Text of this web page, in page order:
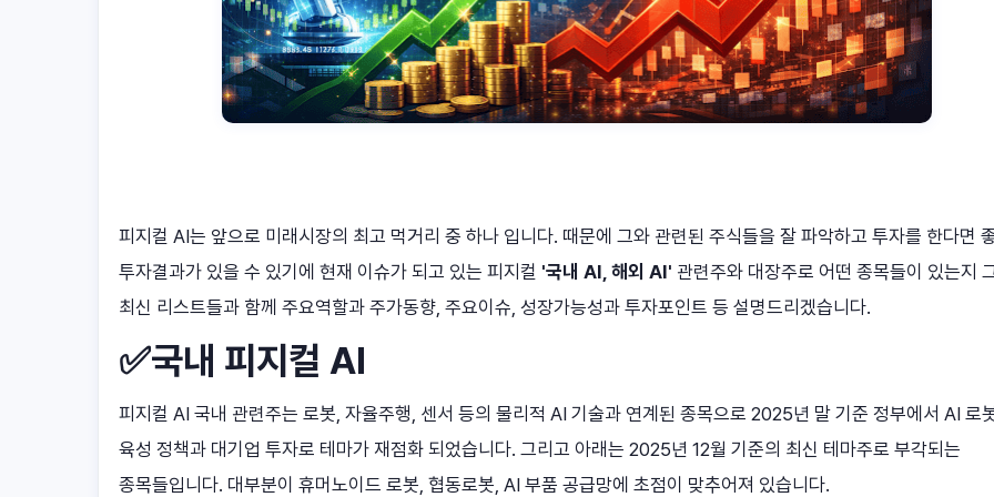
피지컬 AI는 앞으로 미래시장의 최고 먹거리 중 하나 입니다. 때문에 그와 관련된 주식들을 잘 파악하고 투자를 한다면
투자결과가 있을 수 있기에 현재 이슈가 되고 있는 피지컬 '국내 AI, 해외 AI' 관련주와 대장주로 어떤 종목들이 있는지
최신 리스트들과 함께 주요역할과 주가동향, 주요이슈, 성장가능성과 투자포인트 등 설명드리겠습니다.
✅국내 피지컬 AI
피지컬 AI 국내 관련주는 로봇, 자율주행, 센서 등의 물리적 AI 기술과 연계된 종목으로 2025년 말 기준 정부에서 AI 로
육성 정책과 대기업 투자로 테마가 재점화 되었습니다. 그리고 아래는 2025년 12월 기준의 최신 테마주로 부각되는
종목들입니다. 대부분이 휴머노이드 로봇, 협동로봇, AI 부품 공급망에 초점이 맞추어져 있습니다.